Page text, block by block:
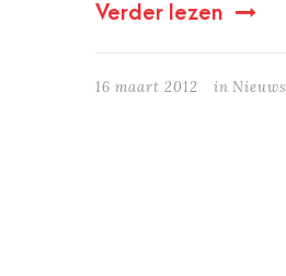
Verder lezen
16 maart 2012 in Nieuws